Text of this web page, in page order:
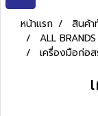
หน้าแรก
สินค้
ALL
เครื่องมือก่อส